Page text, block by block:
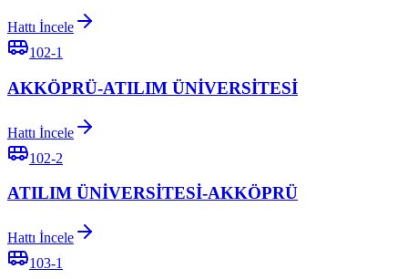
Hattı İncele
102-1
AKKÖPRÜ-ATILIM ÜNİVERSİTESİ
Hattı İncele
102-2
ATILIM ÜNİVERSİTESİ-AKKÖPRÜ
Hattı İncele
103-1